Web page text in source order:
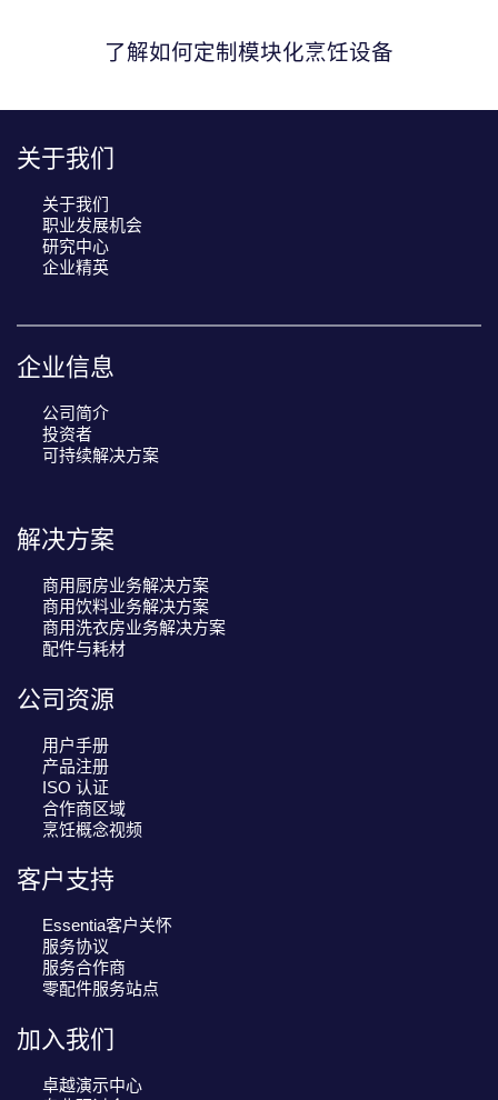
了解如何定制模块化烹饪设备
关于我们
关于我们
职业发展机会
研究中心
企业精英
企业信息
公司简介
投资者
可持续解决方案
解决方案
商用厨房业务解决方案
商用饮料业务解决方案
商用洗衣房业务解决方案
配件与耗材
公司资源
用户手册
产品注册
ISO 认证
合作商区域
烹饪概念视频
客户支持
Essentia客户关怀
服务协议
服务合作商
零配件服务站点
加入我们
卓越演示中心